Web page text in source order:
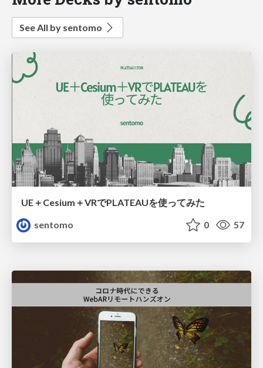
See All by sentomo
UE＋Cesium＋VRでPLATEAUを使ってみた
sentomo
0 57